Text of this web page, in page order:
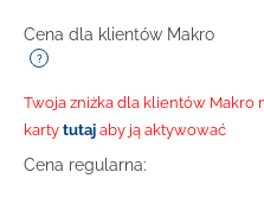
Cena dla klientów Makro
Twoja zniżka dla klientów Makro
karty tutaj aby ją aktywować
Cena regularna: